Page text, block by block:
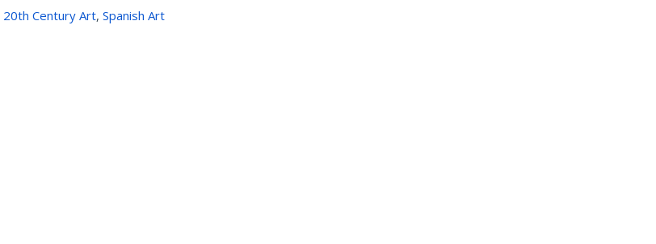
20th Century Art, Spanish Art